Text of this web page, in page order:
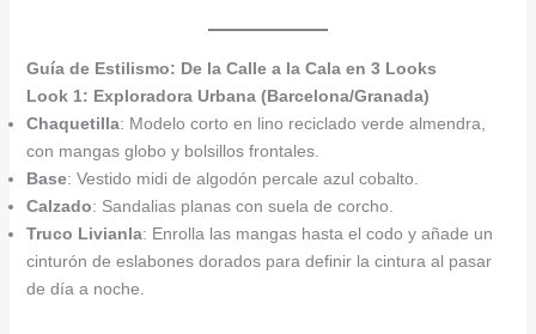
Guía de Estilismo: De la Calle a la Cala en 3 Looks
Look 1: Exploradora Urbana (Barcelona/Granada)
Chaquetilla: Modelo corto en lino reciclado verde almendra,
con mangas globo y bolsillos frontales.
Base: Vestido midi de algodón percale azul cobalto.
Calzado: Sandalias planas con suela de corcho.
Truco Livianla: Enrolla las mangas hasta el codo y añade un
cinturón de eslabones dorados para definir la cintura al pasar
de día a noche.